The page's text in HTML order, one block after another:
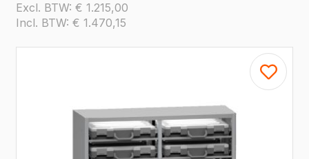
Excl. BTW: € 1.215,00
Incl. BTW: € 1.470,15